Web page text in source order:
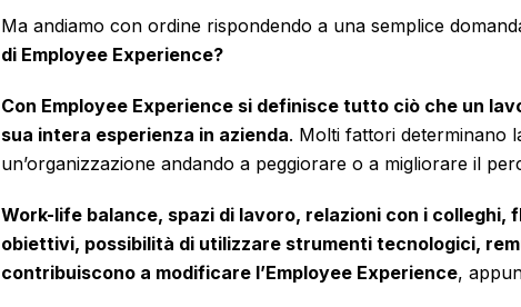
Ma andiamo con ordine rispondendo a una semplice
di Employee Experience?
Con Employee Experience si definisce tutto ciò che un
sua intera esperienza in azienda. Molti fattori determinano
un’organizzazione andando a peggiorare o a migliorare il
Work-life balance, spazi di lavoro, relazioni con i colleghi,
obiettivi, possibilità di utilizzare strumenti tecnologici,
contribuiscono a modificare l’Employee Experience,